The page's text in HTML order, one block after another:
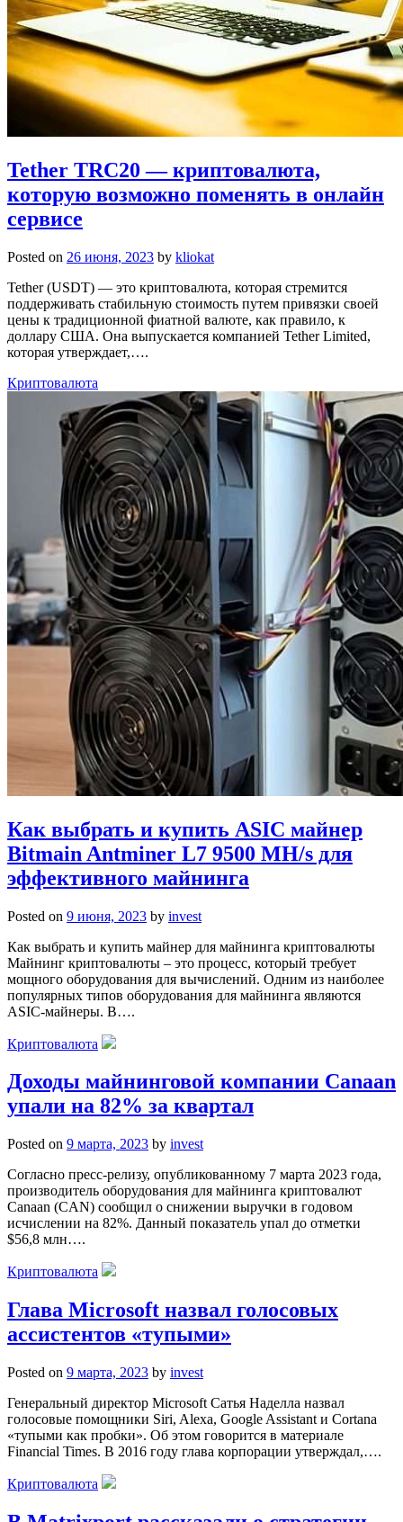
Tether TRC20 — криптовалюта,
которую возможно поменять в онлайн
сервисе
Posted on 26 июня, 2023 by kliokat
Tether (USDT) — это криптовалюта, которая стремится
поддерживать стабильную стоимость путем привязки своей
цены к традиционной фиатной валюте, как правило, к
доллару США. Она выпускается компанией Tether Limited,
которая утверждает,….
Криптовалюта
Как выбрать и купить ASIC майнер
Bitmain Antminer L7 9500 MH/s для
эффективного майнинга
Posted on 9 июня, 2023 by invest
Как выбрать и купить майнер для майнинга криптовалюты
Майнинг криптовалюты – это процесс, который требует
мощного оборудования для вычислений. Одним из наиболее
популярных типов оборудования для майнинга являются
ASIC-майнеры. В….
Криптовалюта
Доходы майнинговой компании Canaan
упали на 82% за квартал
Posted on 9 марта, 2023 by invest
Согласно пресс-релизу, опубликованному 7 марта 2023 года,
производитель оборудования для майнинга криптовалют
Canaan (CAN) сообщил о снижении выручки в годовом
исчислении на 82%. Данный показатель упал до отметки
$56,8 млн….
Криптовалюта
Глава Microsoft назвал голосовых
ассистентов «тупыми»
Posted on 9 марта, 2023 by invest
Генеральный директор Microsoft Сатья Наделла назвал
голосовые помощники Siri, Alexa, Google Assistant и Cortana
«тупыми как пробки». Об этом говорится в материале
Financial Times. В 2016 году глава корпорации утверждал,….
Криптовалюта